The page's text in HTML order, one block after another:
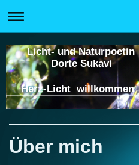
Licht- und Naturpoetin
Dorte Sukavi
Herz-Licht willkommen
Über mich